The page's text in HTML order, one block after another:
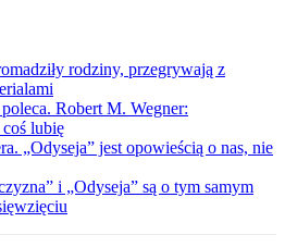
rodziny, przegrywają z
Robert M. Wegner:
lubię
„Odyseja” jest opowieścią o nas, nie
i „Odyseja” są o tym samym